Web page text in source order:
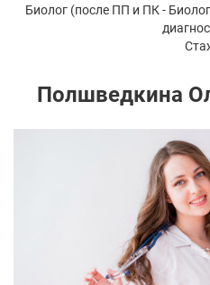
Биолог (после ПП и ПК -
Полшведкина